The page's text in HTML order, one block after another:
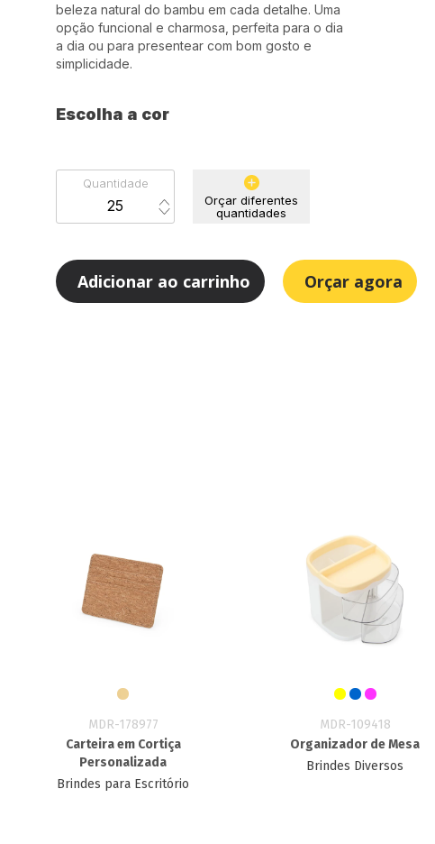
beleza natural do bambu em cada detalhe. Uma
opção funcional e charmosa, perfeita para o dia
a dia ou para presentear com bom gosto e
simplicidade.
Escolha a cor
Quantidade
Orçar diferentes
quantidades
Adicionar ao carrinho Orçar agora
MDR-178977
Carteira em Cortiça
Personalizada
Brindes para Escritório
MDR-109418
Organizador de Mesa
Brindes Diversos